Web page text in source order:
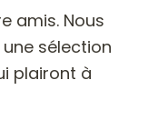
amis. Nous
sélection
plairont à